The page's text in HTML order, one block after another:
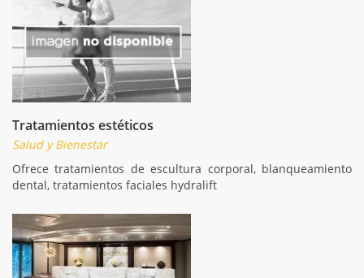
Tratamientos estéticos
Salud y Bienestar
Ofrece tratamientos de escultura corporal, blanqueamiento
dental, tratamientos faciales hydralift